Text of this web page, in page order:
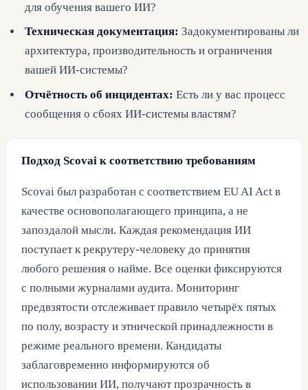
для обучения вашего ИИ?
Техническая документация: Задокументированы ли
архитектура, производительность и ограничения
вашей ИИ-системы?
Отчётность об инцидентах: Есть ли у вас процесс
сообщения о сбоях ИИ-системы властям?
Подход Scovai к соответствию требованиям
Scovai был разработан с соответствием EU AI Act в
качестве основополагающего принципа, а не
запоздалой мысли. Каждая рекомендация ИИ
поступает к рекрутеру-человеку до принятия
любого решения о найме. Все оценки фиксируются
с полными журналами аудита. Мониторинг
предвзятости отслеживает правило четырёх пятых
по полу, возрасту и этнической принадлежности в
режиме реального времени. Кандидаты
заблаговременно информируются об
использовании ИИ, получают прозрачность в